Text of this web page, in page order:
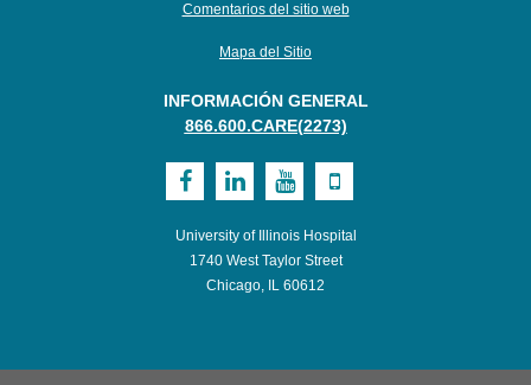
Comentarios del sitio web
Mapa del Sitio
INFORMACIÓN GENERAL
866.600.CARE(2273)
Visit
Health
on
Visit
Health
on
Visit
Health
on
Visit
Health
University of Illinois Hospital
1740 West Taylor Street
Chicago, IL 60612